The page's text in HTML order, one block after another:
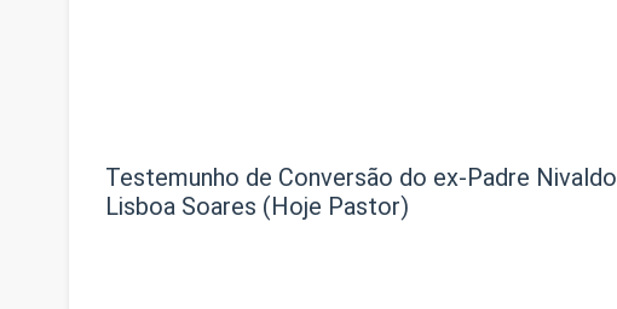
Testemunho de Conversão do ex-Padre Nivaldo
Lisboa Soares (Hoje Pastor)